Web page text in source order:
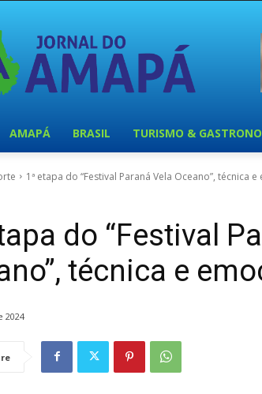
AMAPÁ BRASIL TURISMO &
1ª etapa do “Festival Paraná Vela Oceano”, técnica
do “Festival
técnica e
2024